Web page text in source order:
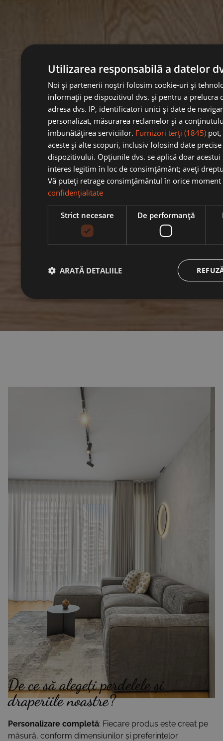
De ce să alegeți perdelele și
draperiile noastre?
Personalizare completă: Fiecare produs este creat pe
măsură, conform dimensiunilor și preferințelor
Utilizarea responsabilă a datelor
Noi și partenerii noștri folosim cookie-uri și
informații pe dispozitivul dvs. și pentru a prelucra
adresa dvs. IP, identificatori unici și date de
personalizat, măsurarea reclamelor și a
îmbunătățirea serviciilor. Furnizori terți (1845)
aceste și alte scopuri, inclusiv folosind date
dispozitivului. Opțiunile dvs. se aplică doar
interes legitim în loc de consimțământ; aveți
Vă puteți retrage consimțământul în orice
confidențialitate
Strict necesare De performanță
ARATĂ DETALIILE